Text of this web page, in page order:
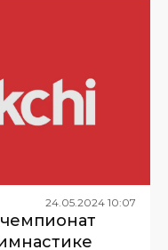
24 05 2024 10:07